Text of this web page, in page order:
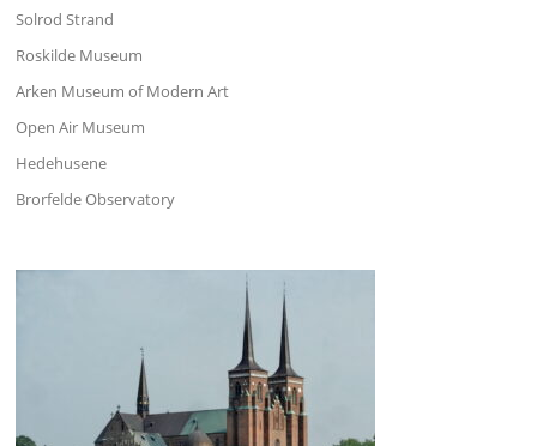
Solrod Strand
Roskilde Museum
Arken Museum of Modern Art
Open Air Museum
Hedehusene
Brorfelde Observatory